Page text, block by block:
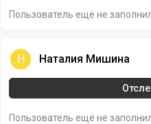
Пользователь ещё не
Наталия Мишина
Н Наталия Мишина
Пользователь ещё не